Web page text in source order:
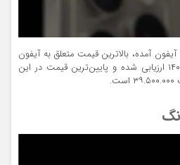
آمده، بالاترین قیمت متعلق به آیفون
۱۳ پرو مکس است که ۱۴۰.۰۰۰.۰۰۰ ارزیابی شده و پایین‌ترین قیمت در این